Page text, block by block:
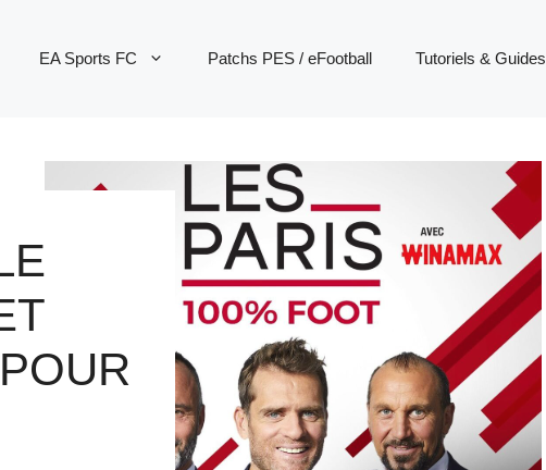
EA Sports FC Patchs PES / eFootball Tutoriels & Guides